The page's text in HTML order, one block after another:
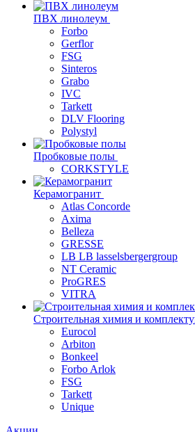
ПВХ линолеум
Forbo
Gerflor
FSG
Sinteros
Grabo
IVC
Tarkett
DLV Flooring
Polystyl
Пробковые полы
CORKSTYLE
Керамогранит
Atlas Concorde
Axima
Belleza
GRESSE
LB LB lasselsbergergroup
NT Ceramic
ProGRES
VITRA
Строительная химия и
Eurocol
Arbiton
Bonkeel
Forbo Arlok
FSG
Tarkett
Unique